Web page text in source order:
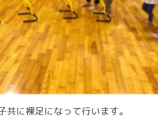
に裸足になって行います。